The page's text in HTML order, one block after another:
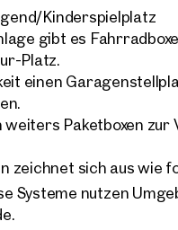
Kinderspielplatz
gibt es
Platz.
einen
Paketboxen zur
zeichnet sich aus wie
Systeme nutzen
Ihre
Ihre